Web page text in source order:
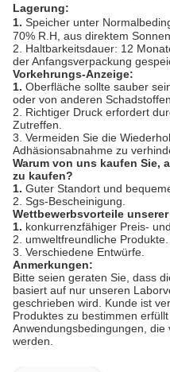
Lagerung:
1. Speicher unter
70% R.H, aus direktem
2. Haltbarkeitsdauer: 12
der Anfangsverpackung
Vorkehrungs-Anzeige:
1. Oberfläche sollte sauber
oder von anderen
2. Richtiger Druck erfordert
Zutreffen.
3. Vermeiden Sie die
Adhäsionsabnahme zu
Warum von uns kaufen Sie,
zu kaufen?
1. Guter Standort und
2. Sgs-Bescheinigung.
Wettbewerbsvorteile
1. konkurrenzfähiger Preis-
2. umweltfreundliche Produkte.
3. Verschiedene Entwürfe.
Anmerkungen:
Bitte seien geraten Sie, dass
basiert auf nur unseren
geschrieben wird. Kunde ist
Produktes zu bestimmen
Anwendungsbedingungen,
werden.